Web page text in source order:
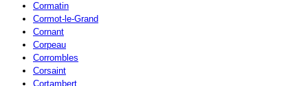
Cormatin
Cormot-le-Grand
Cornant
Corpeau
Corrombles
Corsaint
Cortambert